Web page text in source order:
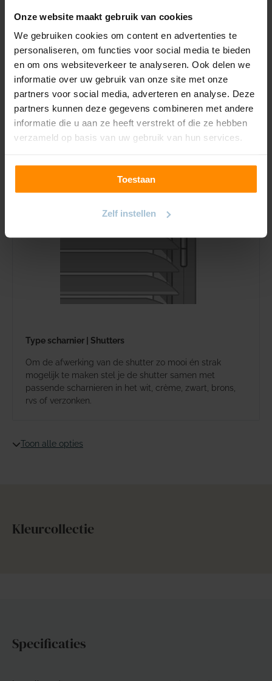
Onze website maakt gebruik van cookies
We gebruiken cookies om content en advertenties te
personaliseren, om functies voor social media te bieden
en om ons websiteverkeer te analyseren. Ook delen we
informatie over uw gebruik van onze site met onze
partners voor social media, adverteren en analyse. Deze
partners kunnen deze gegevens combineren met andere
informatie die u aan ze heeft verstrekt of die ze hebben
verzameld op basis van uw gebruik van hun services.
Toestaan
Zelf instellen
Frame | Shutters
Voor het frame van de shutter kan er aan de hand van
de lamelbreedte, montagewijze en smaak een
moderne of klassieke zijstijl gekozen worden. De
stijl. De klassieke zijstijl heeft een kraal die in de stijl is
Type scharnier | Shutters
Om de afwerking van de shutter zo mooi én strak
mogelijk te maken stel je de shutter samen met
passende scharnieren in het wit, crème, zwart, brons,
rvs of verzonken.
Toon alle opties
Kleurcollectie
Specificaties